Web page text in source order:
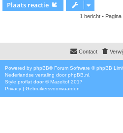
Plaats reactie
1 bericht • Pagina
Contact
Powered by phpBB® Forum Software © phpBB
Nederlandse vertaling door phpBB.nl
Style proflat door ©Mazeltof 2017
Privacy | Gebruikersvoorwaarden